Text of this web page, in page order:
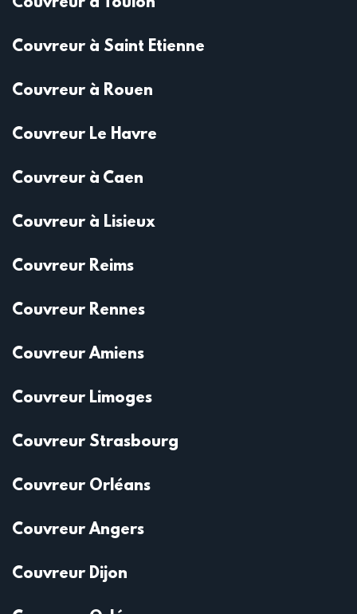
Couvreur à Saint Etienne
Couvreur à Rouen
Couvreur Le Havre
Couvreur à Caen
Couvreur à Lisieux
Couvreur Reims
Couvreur Rennes
Couvreur Amiens
Couvreur Limoges
Couvreur Strasbourg
Couvreur Orléans
Couvreur Angers
Couvreur Dijon